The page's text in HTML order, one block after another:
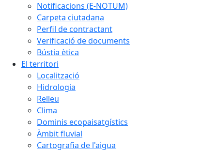
Notificacions (E-NOTUM)
Carpeta ciutadana
Perfil de contractant
Verificació de documents
Bústia ètica
El territori
Localització
Hidrologia
Relleu
Clima
Dominis ecopaisatgístics
Àmbit fluvial
Cartografia de l'aigua